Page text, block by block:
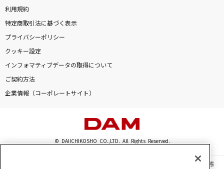
利用規約
特定商取引法に基づく表示
プライバシーポリシー
クッキー設定
インフォマティブデータの取得について
ご契約方法
企業情報（コーポレートサイト）
© DAIICHIKOSHO CO.,LTD. All Rights Reserved.
このサイトに掲載されている一切の文章・画像・写真・動画・音声等を、手段や形態